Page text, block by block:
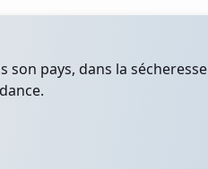
son pays, dans la sécheresse